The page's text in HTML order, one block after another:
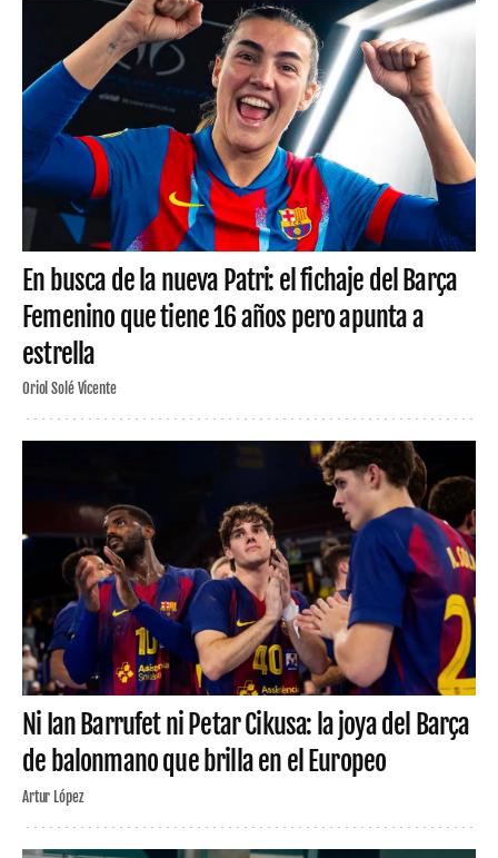
En busca de la nueva Patri: el fichaje del Barça
Femenino que tiene 16 años pero apunta a
estrella
Oriol Solé Vicente
Ni Ian Barrufet ni Petar Cikusa: la joya del Barça
de balonmano que brilla en el Europeo
Artur López